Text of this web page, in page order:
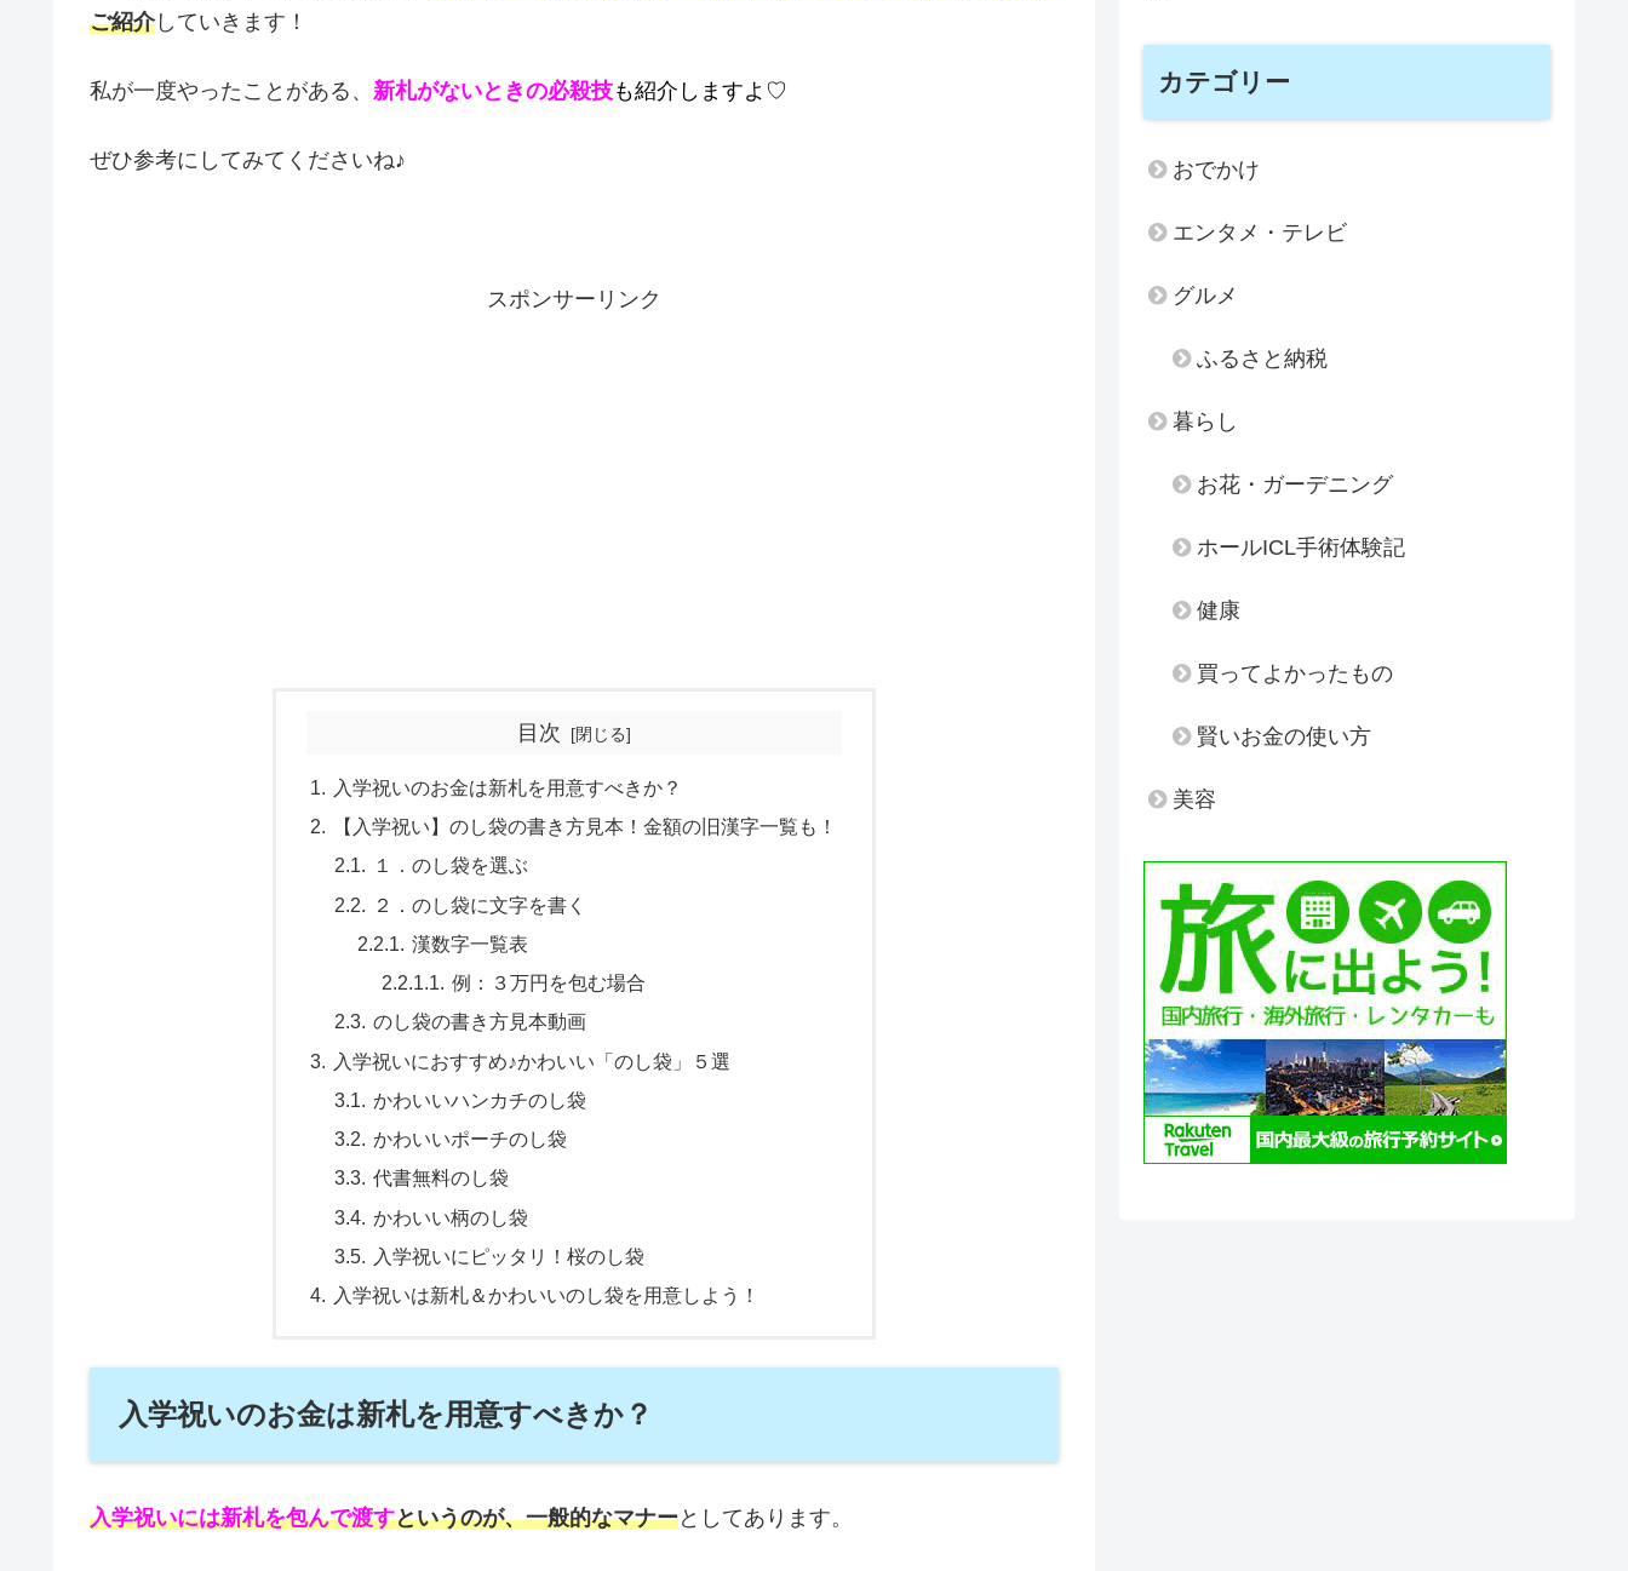
ご紹介していきます！
私が一度やったことがある、 新札がないときの必殺技も紹介しますよ ♡
ぜひ参考にしてみてくださいね♪
スポンサーリンク
目次
入学祝いのお金は新札を用意すべきか？
【入学祝い】のし袋の書き方見本！金額の旧漢字一覧も！
１．のし袋を選ぶ
２．のし袋に文字を書く
漢数字一覧表
例：３万円を包む場合
のし袋の書き方見本動画
入学祝いにおすすめ♪かわいい「のし袋」５選
かわいいハンカチのし袋
かわいいポーチのし袋
代書無料のし袋
かわいい柄のし袋
入学祝いにピッタリ！桜のし袋
入学祝いは新札＆かわいいのし袋を用意しよう！
入学祝いのお金は新札を用意すべきか？
入学祝いには新札を包んで渡すというのが、一般的なマナーとしてあります。
カテゴリー
おでかけ
エンタメ・テレビ
グルメ
ふるさと納税
暮らし
お花・ガーデニング
ホールICL手術体験記
健康
買ってよかったもの
賢いお金の使い方
美容